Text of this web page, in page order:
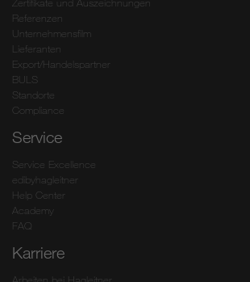
Referenzen
Unternehmensfilm
Lieferanten
Export/Handelspartner
BULS
Standorte
Compliance
Service
Service Excellence
edibyhagleitner
Help Center
Academy
FAQ
Karriere